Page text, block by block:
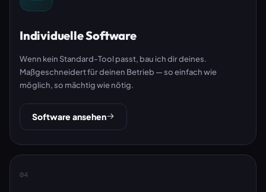
Individuelle Software
Wenn kein Standard-Tool passt, bau ich dir deines.
Maßgeschneidert für deinen Betrieb — so einfach wie
möglich, so mächtig wie nötig.
Software ansehen
04